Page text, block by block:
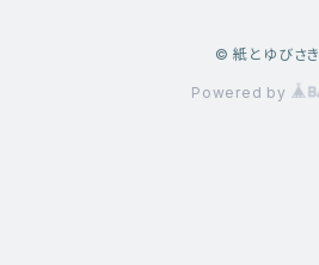
© 紙とゆびさき
Powered by